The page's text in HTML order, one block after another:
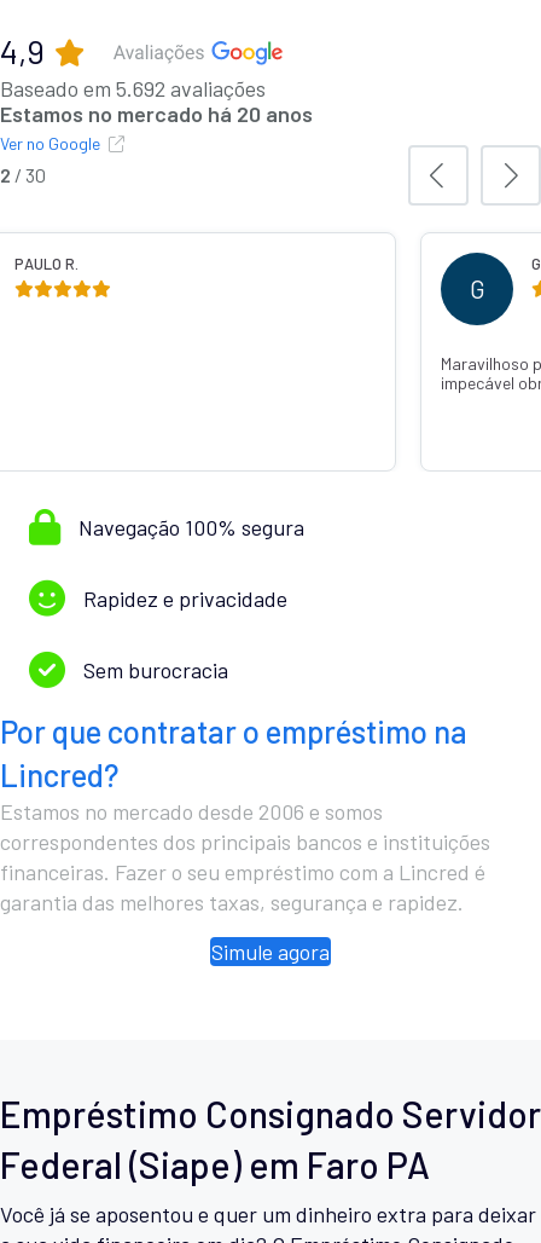
4,9
Baseado em 5.692 avaliações
Estamos no mercado há 20 anos
Ver no Google
PAULO R.
G
Maravilhoso
impecável
2 / 30
Navegação 100% segura
Rapidez e privacidade
Sem burocracia
Por que contratar o empréstimo na
Lincred?
Estamos no mercado desde 2006 e somos
correspondentes dos principais bancos e instituições
financeiras. Fazer o seu empréstimo com a Lincred é
garantia das melhores taxas, segurança e rapidez.
Simule agora
Empréstimo Consignado Servidor
Federal (Siape) em Faro PA
Você já se aposentou e quer um dinheiro extra para deixar